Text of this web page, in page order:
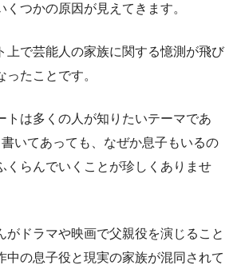
くつかの原因が見えてきます。
上で芸能人の家族に関する憶測が飛び
たことです。
トは多くの人が知りたいテーマであ
いてあっても、なぜか息子もいるの
くらんでいくことが珍しくありませ
がドラマや映画で父親役を演じること
中の息子役と現実の家族が混同されて